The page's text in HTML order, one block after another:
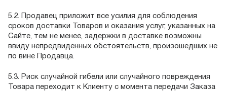
5.2. Продавец приложит все усилия для соблюдения
сроков доставки Товаров и оказания услуг, указанных на
Сайте, тем не менее, задержки в доставке возможны
ввиду непредвиденных обстоятельств, произошедших не
по вине Продавца.
5.3. Риск случайной гибели или случайного повреждения
Товара переходит к Клиенту с момента передачи Заказа